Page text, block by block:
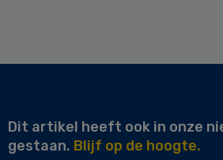
Dit artikel heeft ook in onze
gestaan. Blijf op de hoogte.